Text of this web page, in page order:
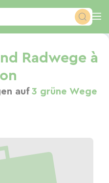
Radwege à
auf 3 grüne Wege